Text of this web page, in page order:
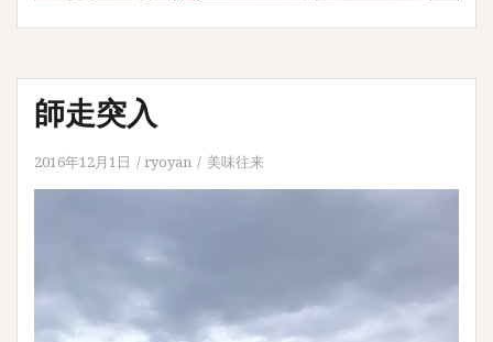
師走突入
2016年12月1日 ryoyan 美味往来